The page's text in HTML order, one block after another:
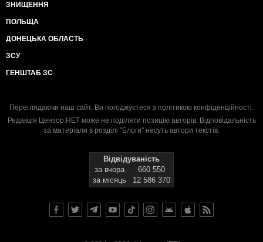
ЗНИЩЕННЯ
ПОЛЬЩА
ДОНЕЦЬКА ОБЛАСТЬ
ЗСУ
ГЕНШТАБ ЗС
Переглядаючи наш сайт, Ви погоджуєтеся з політикою конфіденційності.
Редакція Цензор.НЕТ може не поділяти позицію авторів. Відповідальність
за матеріали в розділі "Блоги" несуть автори текстів.
Відвідуваність
за вчора
660 550
за місяць
12 586 370